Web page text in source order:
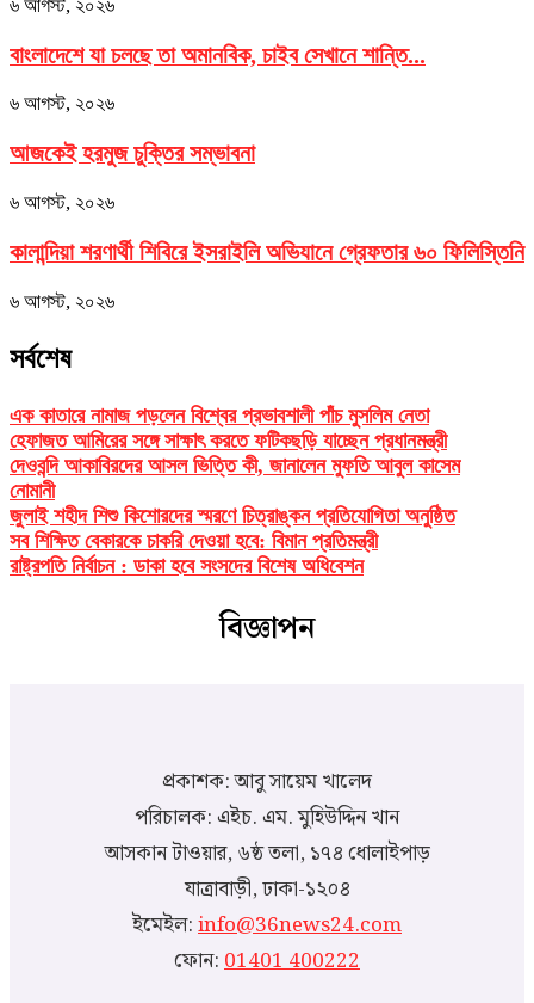
৬ আগস্ট, ২০২৬
বাংলাদেশে যা চলছে তা অমানবিক, চাইব সেখানে শান্তি...
৬ আগস্ট, ২০২৬
আজকেই হরমুজ চুক্তির সম্ভাবনা
৬ আগস্ট, ২০২৬
কালান্দিয়া শরণার্থী শিবিরে ইসরাইলি অভিযানে গ্রেফতার ৬০ ফিলিস্তিনি
৬ আগস্ট, ২০২৬
সর্বশেষ
এক কাতারে নামাজ পড়লেন বিশ্বের প্রভাবশালী পাঁচ মুসলিম নেতা
হেফাজত আমিরের সঙ্গে সাক্ষাৎ করতে ফটিকছড়ি যাচ্ছেন প্রধানমন্ত্রী
দেওবন্দি আকাবিরদের আসল ভিত্তি কী, জানালেন মুফতি আবুল কাসেম
নোমানী
জুলাই শহীদ শিশু কিশোরদের স্মরণে চিত্রাঙ্কন প্রতিযোগিতা অনুষ্ঠিত
সব শিক্ষিত বেকারকে চাকরি দেওয়া হবে: বিমান প্রতিমন্ত্রী
রাষ্ট্রপতি নির্বাচন : ডাকা হবে সংসদের বিশেষ অধিবেশন
বিজ্ঞাপন
প্রকাশক: আবু সায়েম খালেদ
পরিচালক: এইচ. এম. মুহিউদ্দিন খান
আসকান টাওয়ার, ৬ষ্ঠ তলা, ১৭৪ ধোলাইপাড়
যাত্রাবাড়ী, ঢাকা-১২০৪
ইমেইল:info@36news24.com
ফোন:01401 400222